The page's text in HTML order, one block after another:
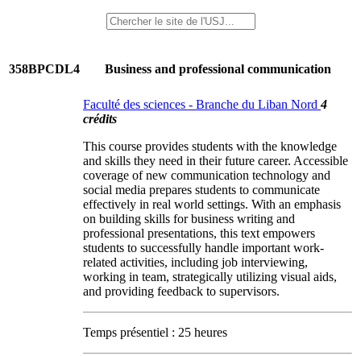
358BPCDL4 Business and professional communication
Faculté des sciences - Branche du Liban Nord4
crédits
This course provides students with the knowledge
and skills they need in their future career. Accessible
coverage of new communication technology and
social media prepares students to communicate
effectively in real world settings. With an emphasis
on building skills for business writing and
professional presentations, this text empowers
students to successfully handle important work-
related activities, including job interviewing,
working in team, strategically utilizing visual aids,
and providing feedback to supervisors.
Temps présentiel : 25 heures